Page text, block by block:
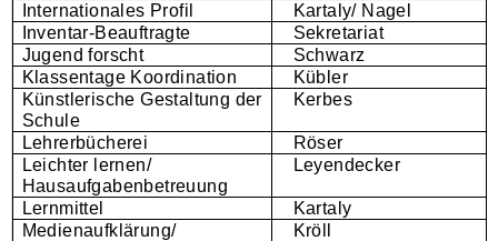
Internationales Profil
Kartaly/ Nagel
Inventar-Beauftragte
Sekretariat
Jugend forscht
Schwarz
Klassentage Koordination
Kübler
Künstlerische Gestaltung der
Schule
Kerbes
Lehrerbücherei
Röser
Leichter lernen/
Hausaufgabenbetreuung
Leyendecker
Lernmittel
Kartaly
Medienaufklärung/
Kröll